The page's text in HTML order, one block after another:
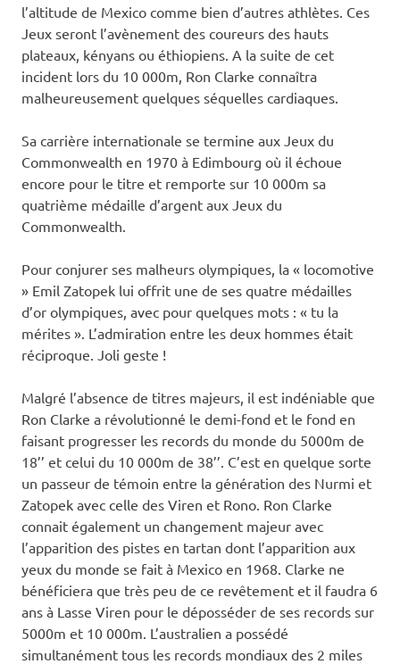
l’altitude de Mexico comme bien d’autres athlètes. Ces
Jeux seront l’avènement des coureurs des hauts
plateaux, kényans ou éthiopiens. A la suite de cet
incident lors du 10 000m, Ron Clarke connaîtra
malheureusement quelques séquelles cardiaques.
Sa carrière internationale se termine aux Jeux du
Commonwealth en 1970 à Edimbourg où il échoue
encore pour le titre et remporte sur 10 000m sa
quatrième médaille d’argent aux Jeux du
Commonwealth.
Pour conjurer ses malheurs olympiques, la « locomotive
» Emil Zatopek lui offrit une de ses quatre médailles
d’or olympiques, avec pour quelques mots : « tu la
mérites ». L’admiration entre les deux hommes était
réciproque. Joli geste !
Malgré l’absence de titres majeurs, il est indéniable que
Ron Clarke a révolutionné le demi-fond et le fond en
faisant progresser les records du monde du 5000m de
18’’ et celui du 10 000m de 38’’. C’est en quelque sorte
un passeur de témoin entre la génération des Nurmi et
Zatopek avec celle des Viren et Rono. Ron Clarke
connait également un changement majeur avec
l’apparition des pistes en tartan dont l’apparition aux
yeux du monde se fait à Mexico en 1968. Clarke ne
bénéficiera que très peu de ce revêtement et il faudra 6
ans à Lasse Viren pour le déposséder de ses records sur
5000m et 10 000m. L’australien a possédé
simultanément tous les records mondiaux des 2 miles